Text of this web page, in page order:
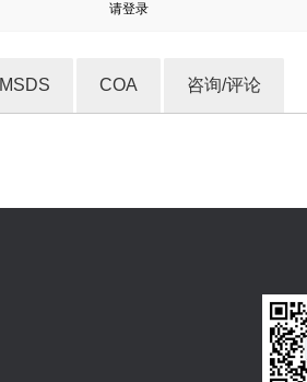
请登录
MSDS COA 咨询/评论